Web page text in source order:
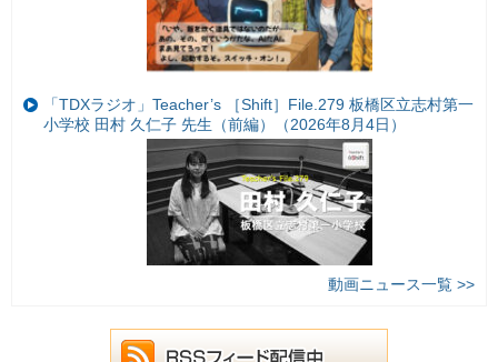
「TDXラジオ」Teacher’s ［Shift］File.279 板橋区立志村第一
小学校 田村 久仁子 先生（前編）（2026年8月4日）
動画ニュース一覧 >>